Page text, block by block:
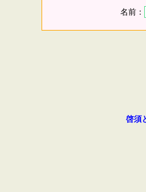
名前：
啓須